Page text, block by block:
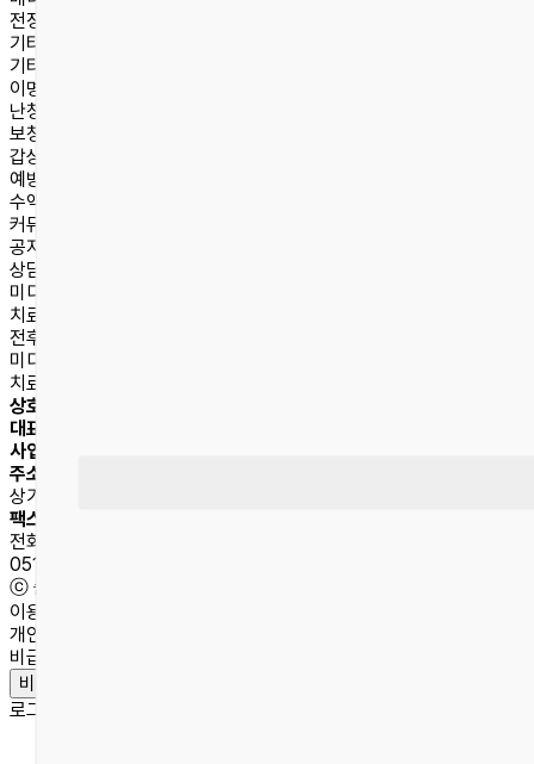
전정신경염
기타 어지럼증
기타 진료
이명
난청
보청기 처방 및 정부지원안내
갑상선·목 초음파
예방접종
수액치료
커뮤니티
공지사항
상담문의
미디어
치료후기
전후사진
미디어
치료후기
상호명
대표자
사업자등록번호
주소
상가동 3층
팩스
전화문의
051-959-3000
ⓒ 숨플러스이비인후과의원 2024 all right reserved.
이용약관
개인정보취급방침
비급여안내
비급여안내
로그인